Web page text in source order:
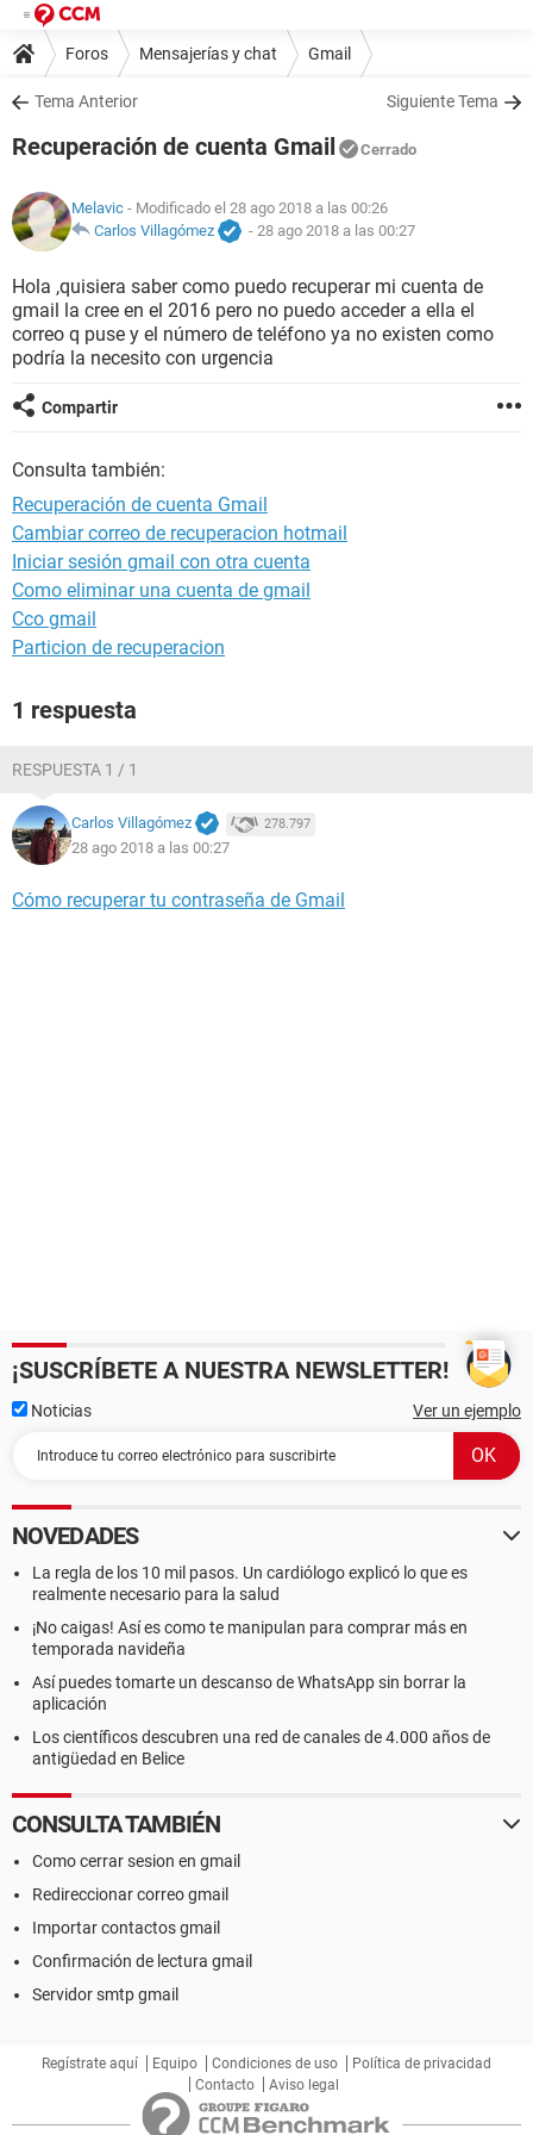
Foros Mensajerías y chat Gmail
Tema Anterior Siguiente Tema
Recuperación de cuenta Gmail Cerrado
Melavic - Modificado el 28 ago 2018 a las 00:26
Carlos Villagómez
- 28 ago 2018 a las 00:27
Hola ,quisiera saber como puedo recuperar mi cuenta de
gmail la cree en el 2016 pero no puedo acceder a ella el
correo q puse y el número de teléfono ya no existen como
podría la necesito con urgencia
Compartir
Consulta también:
Recuperación de cuenta Gmail
Cambiar correo de recuperacion hotmail
Iniciar sesión gmail con otra cuenta
Como eliminar una cuenta de gmail
Cco gmail
Particion de recuperacion
1 respuesta
RESPUESTA 1 / 1
Carlos Villagómez 278.797
28 ago 2018 a las 00:27
Cómo recuperar tu contraseña de Gmail
¡SUSCRÍBETE A NUESTRA NEWSLETTER!
Noticias Ver un ejemplo
NOVEDADES
La regla de los 10 mil pasos. Un cardiólogo explicó lo que es
realmente necesario para la salud
¡No caigas! Así es como te manipulan para comprar más en
temporada navideña
Así puedes tomarte un descanso de WhatsApp sin borrar la
aplicación
Los científicos descubren una red de canales de 4.000 años de
antigüedad en Belice
CONSULTA TAMBIÉN
Como cerrar sesion en gmail
Redireccionar correo gmail
Importar contactos gmail
Confirmación de lectura gmail
Servidor smtp gmail
Regístrate aquí Equipo Condiciones de uso
Política de privacidad
Contacto
Aviso legal